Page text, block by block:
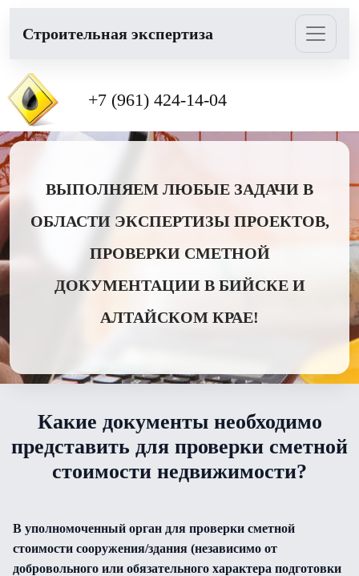
Cтроительная экспертиза
+7 (961) 424-14-04
ВЫПОЛНЯЕМ ЛЮБЫЕ ЗАДАЧИ В
ОБЛАСТИ ЭКСПЕРТИЗЫ ПРОЕКТОВ,
ПРОВЕРКИ СМЕТНОЙ
ДОКУМЕНТАЦИИ В БИЙСКЕ И
АЛТАЙСКОМ КРАЕ!
Какие документы необходимо
представить для проверки сметной
стоимости недвижимости?
В уполномоченный орган для проверки сметной
стоимости сооружения/здания (независимо от
добровольного или обязательного характера подготовки